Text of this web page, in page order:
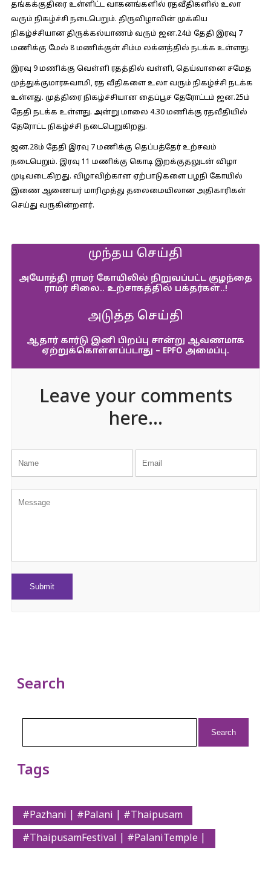
தங்கக்குதிரை உள்ளிட்ட வாகனங்களில் ரதவீதிகளில் உலா
வரும் நிகழ்ச்சி நடைபெறும். திருவிழாவின் முக்கிய
நிகழ்ச்சியான திருக்கல்யாணம் வரும் ஜன.24ம் தேதி இரவு 7
மணிக்கு மேல் 8 மணிக்குள் சிம்ம லக்னத்தில் நடக்க உள்ளது.
இரவு 9 மணிக்கு வெள்ளி ரதத்தில் வள்ளி, தெய்வானை சமேத
முத்துக்குமாரசுவாமி, ரத வீதிகளை உலா வரும் நிகழ்ச்சி நடக்க
உள்ளது. முத்திரை நிகழ்ச்சியான தைப்பூச தேரோட்டம் ஜன.25ம்
தேதி நடக்க உள்ளது. அன்று மாலை 4.30 மணிக்கு ரதவீதியில்
தேரோட்ட நிகழ்ச்சி நடைபெறுகிறது.
ஜன.28ம் தேதி இரவு 7 மணிக்கு தெப்பத்தேர் உற்சவம்
நடைபெறும். இரவு 11 மணிக்கு கொடி இறக்குதலுடன் விழா
முடிவடைகிறது. விழாவிற்கான ஏற்பாடுகளை பழநி கோயில்
இணை ஆணையர் மாரிமுத்து தலைமையிலான அதிகாரிகள்
செய்து வருகின்றனர்.
முந்தய செய்தி
அயோத்தி ராமர் கோயிலில் நிறுவப்பட்ட குழந்தை
ராமர் சிலை.. உற்சாகத்தில் பக்தர்கள்..!
அடுத்த செய்தி
ஆதார் கார்டு இனி பிறப்பு சான்று ஆவணமாக
ஏற்றுக்கொள்ளப்படாது – EPFO அமைப்பு.
Leave your comments
here...
Search
Tags
#Pazhani | #Palani | #Thaipusam
#ThaipusamFestival | #PalaniTemple |